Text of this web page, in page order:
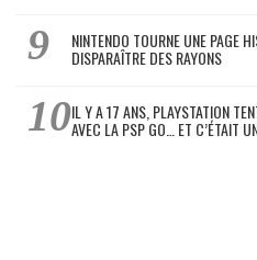
NINTENDO TOURNE UNE PAGE
DISPARAÎTRE DES RAYONS
IL Y A 17 ANS, PLAYSTATION
AVEC LA PSP GO… ET C’ÉTAIT